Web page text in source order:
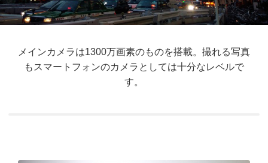
メインカメラは1300万画素のものを搭載。撮れる写真
もスマートフォンのカメラとしては十分なレベルで
す。